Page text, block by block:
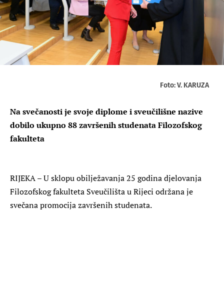
Foto: V. KARUZA
Na svečanosti je svoje diplome i sveučilišne nazive
dobilo ukupno 88 završenih studenata Filozofskog
fakulteta
RIJEKA – U sklopu obilježavanja 25 godina djelovanja
Filozofskog fakulteta Sveučilišta u Rijeci održana je
svečana promocija završenih studenata.